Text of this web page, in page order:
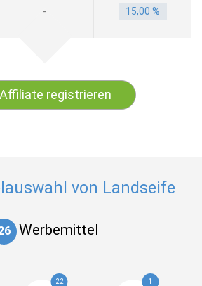
- 15,00 %
registrieren
von Landseife
Werbemittel
22 1